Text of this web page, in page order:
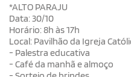
*ALTO PARAJU
Data: 30/10
Horário: 8h às 17h
Local: Pavilhão da Igreja
- Palestra educativa
- Café da manhã e almoço